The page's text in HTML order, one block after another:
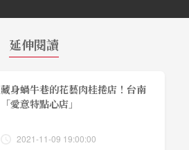
延伸閱讀
藏身蝸牛巷的花藝肉桂捲店！台南
「愛意特點心店」
2021-11-09 19:00:00